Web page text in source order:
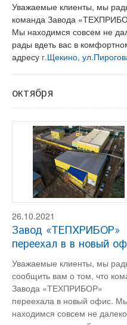
Уважаемые клиенты, мы
команда Завода
Мы находимся совсем не
рады вдеть вас в
адресу г.Щекино,
октября
26.10.2021
Завод «ТЕПХРИБОР»
переехал в в новый
Уважаемые клиенты, мы
сообщить вам о том, что
Завода «ТЕХПРИБОР»
переехала в новый офис.
находимся совсем не